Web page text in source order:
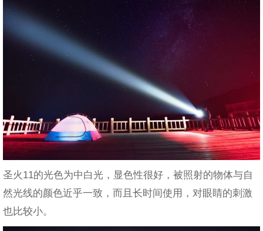
圣火11的光色为中白光，显色性很好，被照射的物体与自
然光线的颜色近乎一致，而且长时间使用，对眼睛的刺激
也比较小。